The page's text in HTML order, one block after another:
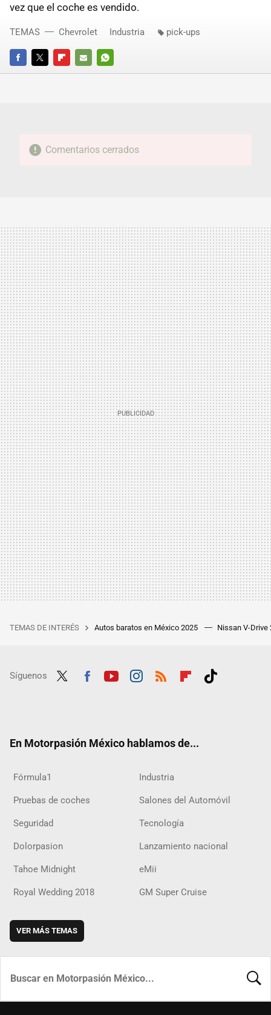
vez que el coche es vendido.
FACEBOOKTWITTERFLIPBOARD
E-
WHATSAPP
TEMAS Chevrolet Industria pick-ups
Comentarios cerrados
TEMAS DE INTERÉS Autos baratos en México 2025 Nissan V-Drive
Síguenos
En Motorpasión México hablamos de...
Fórmula1 Industria
Pruebas de coches Salones del Automóvil
Seguridad Tecnología
Dolorpasion Lanzamiento nacional
Tahoe Midnight eMii
Royal Wedding 2018 GM Super Cruise
VER MÁS TEMAS